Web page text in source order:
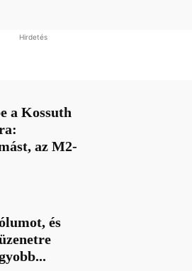
Hirdetés
a Kossuth
az M2-
és